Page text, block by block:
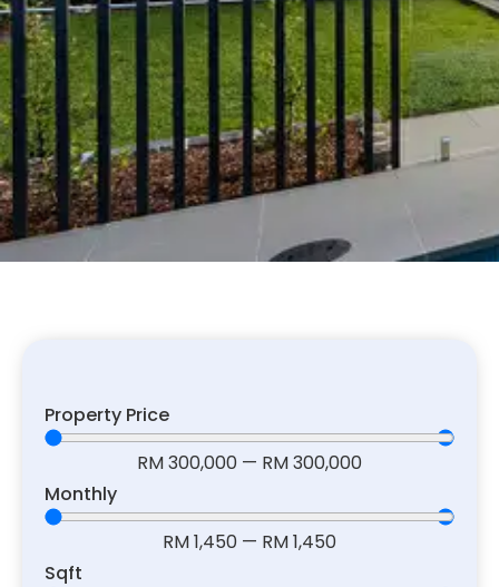
Property Price
RM300,000 — RM300,000
Monthly
RM1,450 — RM1,450
Sqft